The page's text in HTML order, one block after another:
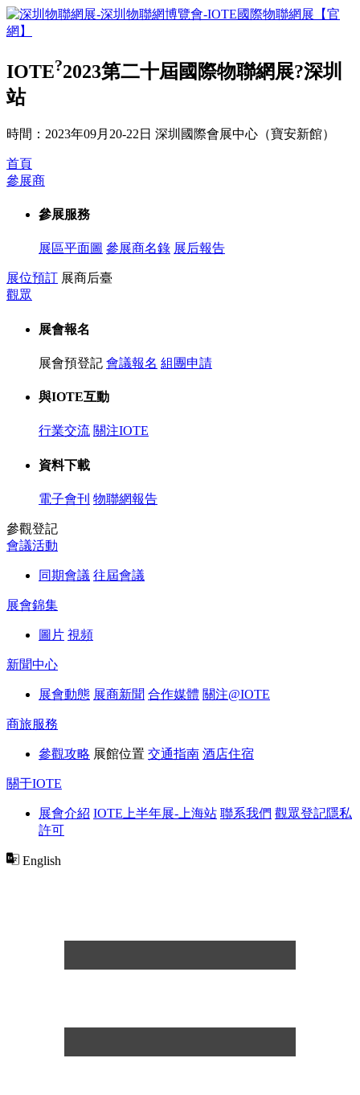
IOTE?2023第二十屆國際物聯網展?深圳
站
時間：2023年09月20-22日 深圳國際會展中心（寶安新館）
首頁
參展商
參展服務
展區平面圖 參展商名錄 展后報告
展位預訂 展商后臺
觀眾
展會報名
展會預登記 會議報名 組團申請
與IOTE互動
行業交流 關注IOTE
資料下載
電子會刊 物聯網報告
參觀登記
會議活動
同期會議 往屆會議
展會錦集
圖片 視頻
新聞中心
展會動態 展商新聞 合作媒體 關注@IOTE
商旅服務
參觀攻略 展館位置 交通指南 酒店住宿
關于IOTE
展會介紹 IOTE上半年展-上海站 聯系我們 觀眾登記隱私
許可
English